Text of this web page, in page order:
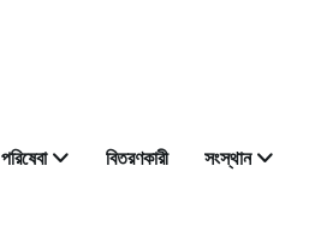
পরিষেবা বিতরণকারী সংস্থান